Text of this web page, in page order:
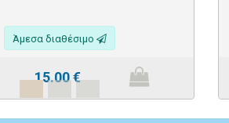
Άμεσα διαθέσιμο
15.00€